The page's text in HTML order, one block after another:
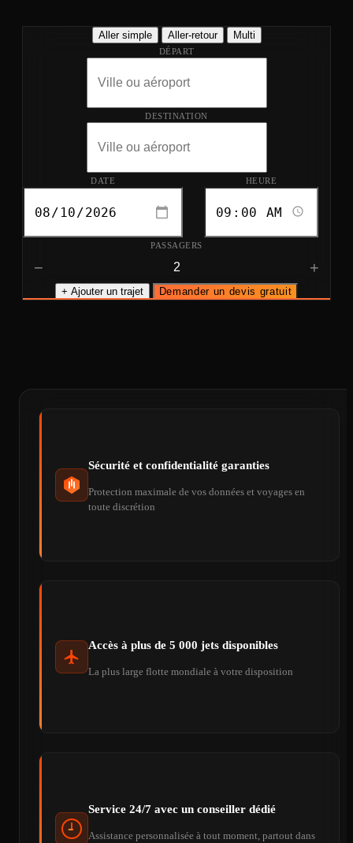
Aller simple Aller-retour Multi
DÉPART
DESTINATION
DATE HEURE
PASSAGERS
− +
+ Ajouter un trajet Demander un devis gratuit
Sécurité et confidentialité garanties
Protection maximale de vos données et voyages en
toute discrétion
Accès à plus de 5 000 jets disponibles
La plus large flotte mondiale à votre disposition
Service 24/7 avec un conseiller dédié
Assistance personnalisée à tout moment, partout dans